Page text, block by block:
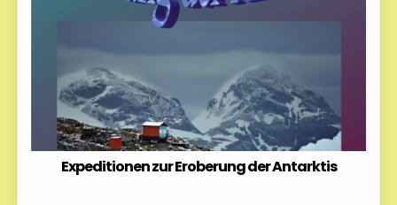
Expeditionen zur Eroberung der Antarktis